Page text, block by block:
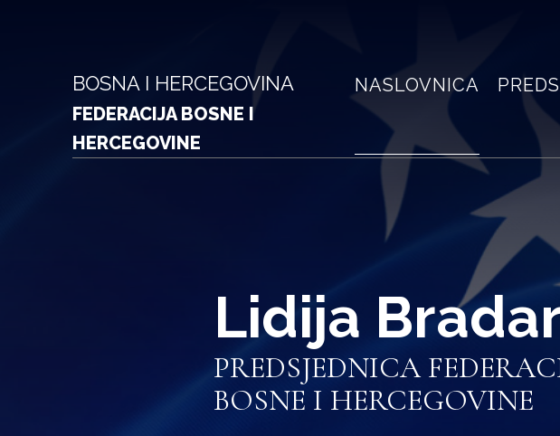
BOSNA I HERCEGOVINA
FEDERACIJA BOSNE I
HERCEGOVINE
NASLOVNICA
Lidija
PREDSJEDNICA
BOSNE I HERCEGOVINE